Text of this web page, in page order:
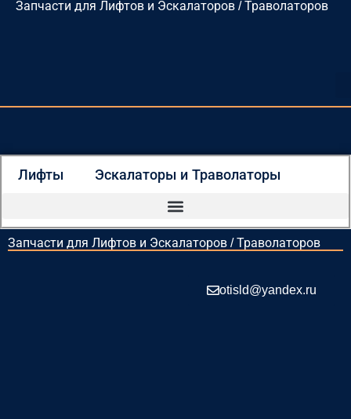
Перейти
Запчасти для Лифтов и Эскалаторов / Траволаторов
Лифты Эскалаторы и Траволаторы
Запчасти для Лифтов и Эскалаторов / Траволаторов
otisld@yandex.ru